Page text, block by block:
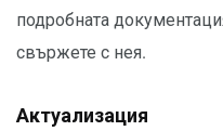
подробната
свържете с нея.
Актуализация